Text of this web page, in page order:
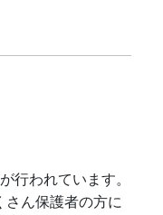
行われています。
さん保護者の方に